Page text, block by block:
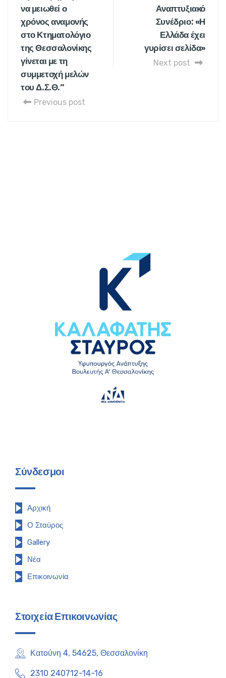
να μειωθεί ο
χρόνος αναμονής
στο Κτηματολόγιο
της Θεσσαλονίκης
γίνεται με τη
συμμετοχή μελών
του Δ.Σ.Θ.”
Previous post
Αναπτυξιακό
Συνέδριο: «Η
Ελλάδα έχει
γυρίσει σελίδα»
Next post
Σύνδεσμοι
Αρχική
Ο Σταύρος
Gallery
Νέα
Επικοινωνία
Στοιχεία Επικοινωνίας
Κατούνη 4, 54625, Θεσσαλονίκη
2310 240712-14-16